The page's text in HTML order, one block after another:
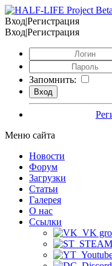
Вход|Регистрация
Вход|Регистрация
Запомнить:
Меню сайта
Новости
Форум
Загрузки
Статьи
Галерея
О нас
Ссылки
VK